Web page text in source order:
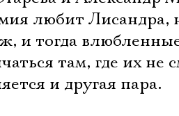
любит Лисандра,
и тогда
там, где их не
и другая пара.